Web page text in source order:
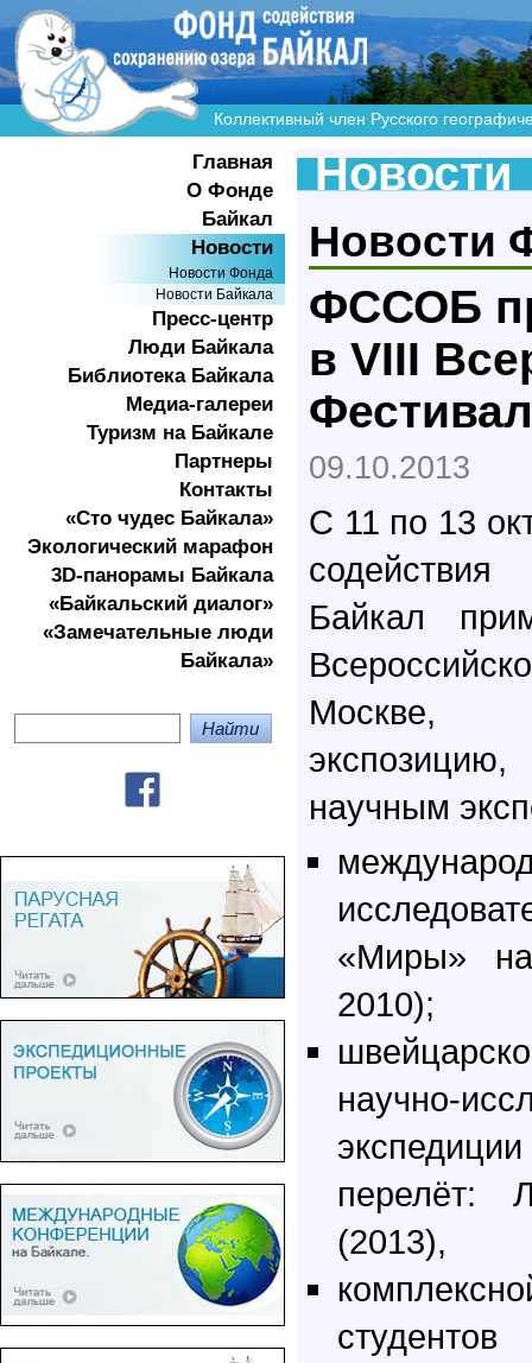
Коллективный член Русского
Главная
О Фонде
Байкал
Новости
Новости Фонда
Новости Байкала
Пресс-центр
Люди Байкала
Библиотека Байкала
Медиа-галереи
Туризм на Байкале
Партнеры
Контакты
«Сто чудес Байкала»
Экологичеcкий марафон
3D-панорамы Байкала
«Байкальский диалог»
«Замечательные люди
Байкала»
Новости
Новости
ФССОБ
в VIII
09.10.2013
С 11 по 13
Байкал
Москве,
научным
«Миры»
2010);
научно-
перелёт:
(2013),